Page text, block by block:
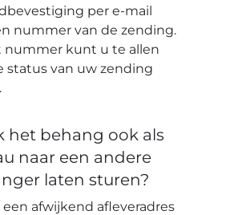
per e-mail
nummer van de zending.
nummer kunt u te allen
status van uw zending
het behang ook als
naar een andere
laten sturen?
afwijkend afleveradres